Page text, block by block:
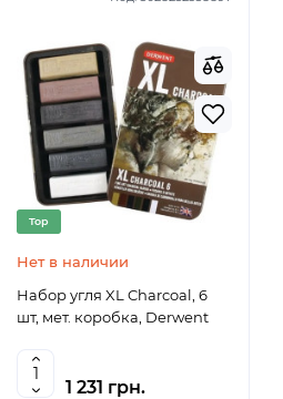
Top
Нет в наличии
Набор угля XL Charcoal, 6
шт, мет. коробка, Derwent
1 231 грн.